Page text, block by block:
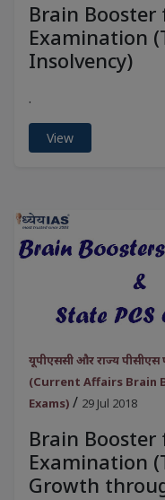
Brain Booster
Examination
Insolvency)
.
View
यूपीएससी और राज्य पीसीएस
(Current Affairs Brain
Exams) / 29 Jul 2018
Brain Booster
Examination
Growth